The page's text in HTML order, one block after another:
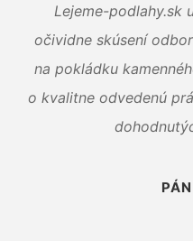
Lejeme-podlahy.sk
očividne skúsení
na pokládku
o kvalitne odvedenú